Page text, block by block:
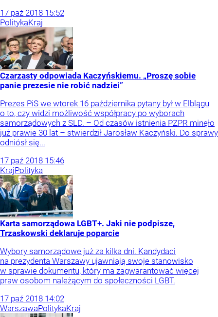
17 paź 2018 15:52
PolitykaKraj
Czarzasty odpowiada Kaczyńskiemu. „Proszę sobie
panie prezesie nie robić nadziei”
Prezes PiS we wtorek 16 października pytany był w Elblągu
o to, czy widzi możliwość współpracy po wyborach
samorządowych z SLD. – Od czasów istnienia PZPR minęło
już prawie 30 lat – stwierdził Jarosław Kaczyński. Do sprawy
odniósł się...
17 paź 2018 15:46
KrajPolityka
Karta samorządowa LGBT+. Jaki nie podpisze,
Trzaskowski deklaruje poparcie
Wybory samorządowe już za kilka dni. Kandydaci
na prezydenta Warszawy ujawniają swoje stanowisko
w sprawie dokumentu, który ma zagwarantować więcej
praw osobom należącym do społeczności LGBT.
17 paź 2018 14:02
WarszawaPolitykaKraj